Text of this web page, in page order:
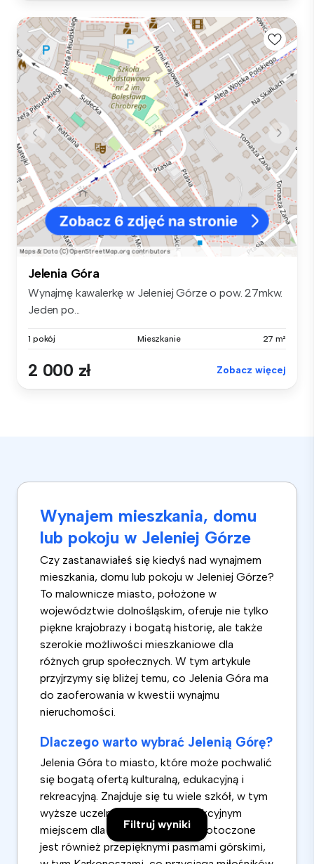
Filtruj wyniki
Jelenia Góra
Wynajmę kawalerkę w Jeleniej Górze o pow. 27mkw.
Jeden po...
1 pokój Mieszkanie 27 m²
2 000 zł Zobacz więcej
Wynajem mieszkania, domu
lub pokoju w Jeleniej Górze
Czy zastanawiałeś się kiedyś nad wynajmem
mieszkania, domu lub pokoju w Jeleniej Górze?
To malownicze miasto, położone w
województwie dolnośląskim, oferuje nie tylko
piękne krajobrazy i bogatą historię, ale także
szerokie możliwości mieszkaniowe dla
różnych grup społecznych. W tym artykule
przyjrzymy się bliżej temu, co Jelenia Góra ma
do zaoferowania w kwestii wynajmu
nieruchomości.
Dlaczego warto wybrać Jelenią Górę?
Jelenia Góra to miasto, które może pochwalić
się bogatą ofertą kulturalną, edukacyjną i
rekreacyjną. Znajduje się tu wiele szkół, w tym
wyższe uczelnie, co czyni je atrakcyjnym
miejscem dla studentów. Miasto otoczone
jest również przepięknymi pasmami górskimi,